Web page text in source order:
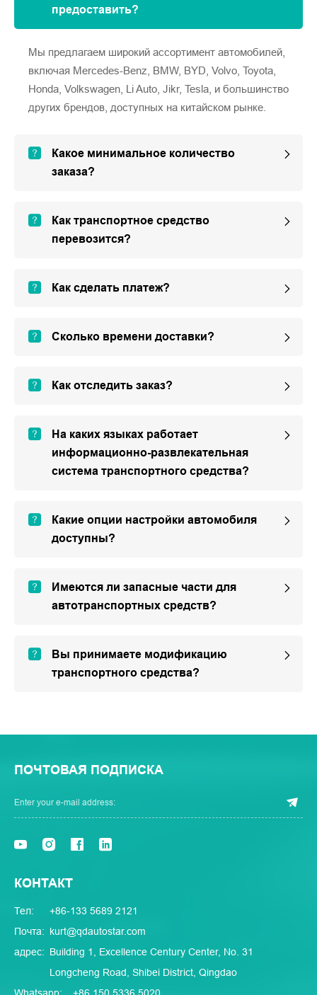
предоставить?
Мы предлагаем широкий ассортимент автомобилей,
включая Mercedes-Benz, BMW, BYD, Volvo, Toyota,
Honda, Volkswagen, Li Auto, Jikr, Tesla, и большинство
других брендов, доступных на китайском рынке.
Какое минимальное количество
заказа?
Как транспортное средство
перевозится?
Как сделать платеж?
Сколько времени доставки?
Как отследить заказ?
На каких языках работает
информационно-развлекательная
система транспортного средства?
Какие опции настройки автомобиля
доступны?
Имеются ли запасные части для
автотранспортных средств?
Вы принимаете модификацию
транспортного средства?
ПОЧТОВАЯ ПОДПИСКА
КОНТАКТ
Тел:
+86-133 5689 2121
Почта: kurt@qdautostar.com
адрес: Building 1, Excellence Century Center, No. 31
Longcheng Road, Shibei District, Qingdao